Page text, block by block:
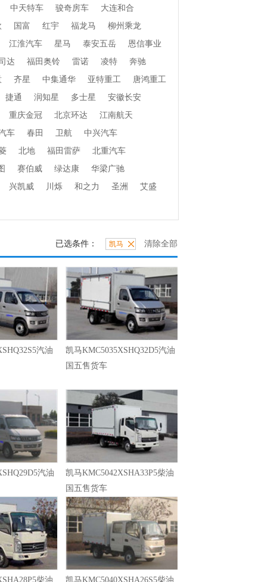
中天特车 骏奇房车
大连和合
国富 红宇 福龙马
柳州乘龙
江淮汽车 星马 泰安五岳
恩信事业
达 福田奥铃 雷诺 凌特
奔驰
齐星 中集通华 亚特重工
唐鸿重工
捷通 润知星 多士星
安徽长安
重庆金冠 北京环达
江南航天
车 春田 卫航
中兴汽车
北地 福田雷萨
北重汽车
赛伯威 绿达康
华梁广驰
兴凯威 川烁 和之力 圣洲
艾盛
已选条件： 凯马 清除全部
汽油
凯马KMC5035XSHQ32D5汽油
国五售货车
汽油
凯马KMC5042XSHA33P5柴油
国五售货车
柴油
凯马KMC5040XSHA26S5柴油